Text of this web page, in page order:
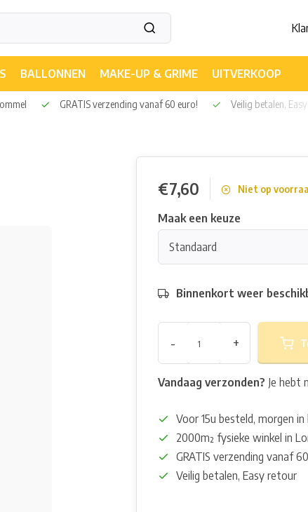
BALLONNEN MAKE-UP & GRIME UITVERKOOP
GRATIS verzending vanaf 60 euro! Veilig betalen, Easy
€7,60 Niet op
Maak een keuze
Standaard
Binnenkort weer
- +
Vandaag verzonden? Je hebt
Voor 15u besteld, morgen in
2000m² fysieke winkel in
GRATIS verzending vanaf
Veilig betalen, Easy retour